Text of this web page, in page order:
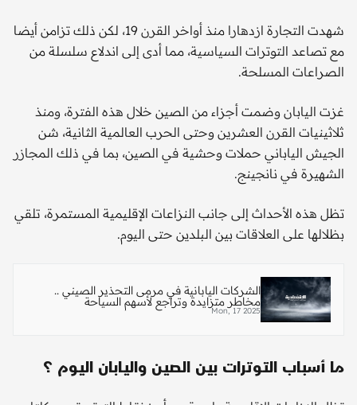
شهدت التجارة ازدهارا منذ أواخر القرن 19، لكن ذلك تزامن أيضا
مع تصاعد التوترات السياسية، مما أدى إلى اندلاع سلسلة من
الصراعات المسلحة.
غزت اليابان وضمت أجزاء من الصين خلال هذه الفترة، ومنذ
ثلاثينيات القرن العشرين وحتى الحرب العالمية الثانية، شن
الجيش الياباني حملات وحشية في الصين، بما في ذلك المجازر
الشهيرة في نانجينج.
تظل هذه الأحداث إلى جانب النزاعات الإقليمية المستمرة، تلقي
بظلالها على العلاقات بين البلدين حتى اليوم.
الشركات اليابانية في مرمى التحذير الصيني ..
مخاطر متزايدة وتراجع لأسهم السياحة
Mon, 17 2025
ما أسباب التوترات بين الصين واليابان اليوم ؟